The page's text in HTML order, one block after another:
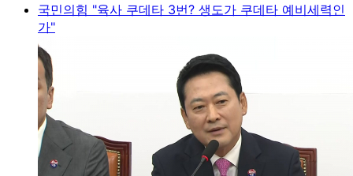
국민의힘 "육사 쿠데타 3번? 생도가 쿠데타 예비세력인
가"